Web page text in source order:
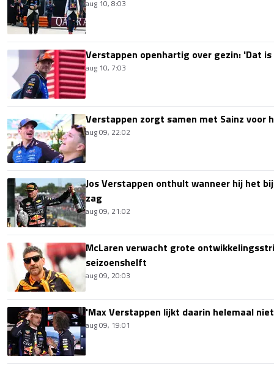
aug 10, 8:03
Verstappen openhartig over gezin: 'Dat
aug 10, 7:03
Verstappen zorgt samen met Sainz voor
aug 09, 22:02
Jos Verstappen onthult wanneer hij het
zag
aug 09, 21:02
McLaren verwacht grote
seizoenshelft
aug 09, 20:03
'Max Verstappen lijkt daarin helemaal
aug 09, 19:01